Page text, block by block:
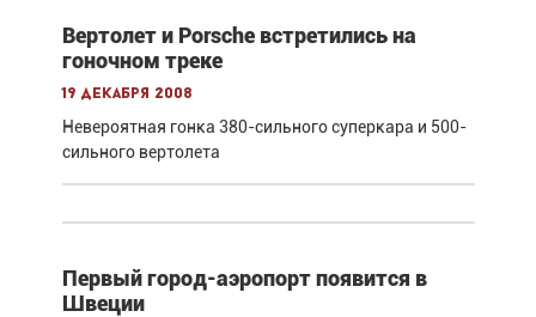
Вертолет и Porsche встретились на
гоночном треке
19 декабря 2008
Невероятная гонка 380-сильного суперкара и 500-
сильного вертолета
Первый город-аэропорт появится в
Швеции